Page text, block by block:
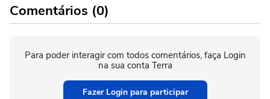
Comentários (0)
Para poder interagir com todos comentários, faça Login
na sua conta Terra
Fazer Login para participar